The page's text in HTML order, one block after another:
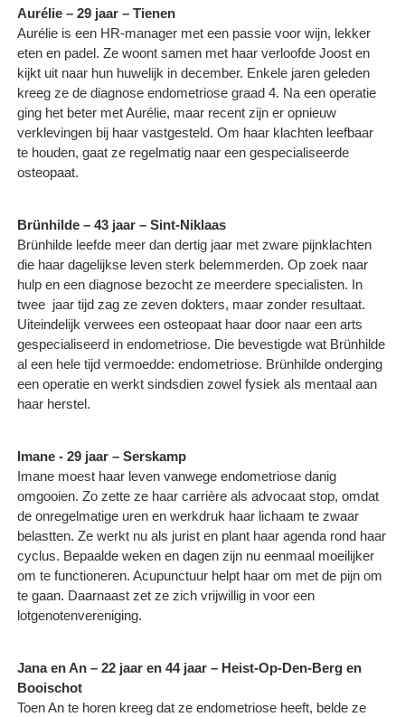
Aurélie – 29 jaar – Tienen
Aurélie is een HR-manager met een passie voor wijn, lekker
eten en padel. Ze woont samen met haar verloofde Joost en
kijkt uit naar hun huwelijk in december. Enkele jaren geleden
kreeg ze de diagnose endometriose graad 4. Na een operatie
ging het beter met Aurélie, maar recent zijn er opnieuw
verklevingen bij haar vastgesteld. Om haar klachten leefbaar
te houden, gaat ze regelmatig naar een gespecialiseerde
osteopaat.
Brünhilde – 43 jaar – Sint-Niklaas
Brünhilde leefde meer dan dertig jaar met zware pijnklachten
die haar dagelijkse leven sterk belemmerden. Op zoek naar
hulp en een diagnose bezocht ze meerdere specialisten. In
twee ​ jaar tijd zag ze zeven dokters, maar zonder resultaat.
Uiteindelijk verwees een osteopaat haar door naar een arts
gespecialiseerd in endometriose. Die bevestigde wat Brünhilde
al een hele tijd vermoedde: endometriose. Brünhilde onderging
een operatie en werkt sindsdien zowel fysiek als mentaal aan
haar herstel.
Imane - 29 jaar – Serskamp
Imane moest haar leven vanwege endometriose danig
omgooien. Zo zette ze haar carrière als advocaat stop, omdat
de onregelmatige uren en werkdruk haar lichaam te zwaar
belastten. Ze werkt nu als jurist en plant haar agenda rond haar
cyclus. Bepaalde weken en dagen zijn nu eenmaal moeilijker
om te functioneren. Acupunctuur helpt haar om met de pijn om
te gaan. Daarnaast zet ze zich vrijwillig in voor een
lotgenotenvereniging.
Jana en An – 22 jaar en 44 jaar – Heist-Op-Den-Berg en
Booischot
Toen An te horen kreeg dat ze endometriose heeft, belde ze